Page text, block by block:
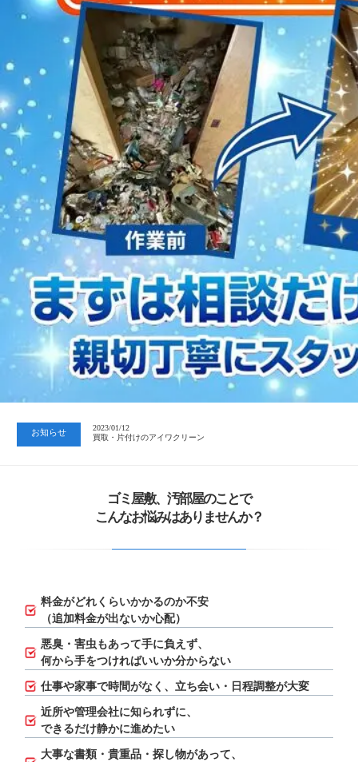
お知らせ
2023/01/12
買取・片付けのアイワクリーン
2023/07/24
中日新聞 岐阜版「空き家対策SOS」コーナーに掲載いただきまし…
2023/01/12
買取・片付けのアイワクリーン
ゴミ屋敷、汚部屋のことで
こんなお悩みはありませんか？
料金がどれくらいかかるのか不安
（追加料金が出ないか心配）
悪臭・害虫もあって手に負えず、
何から手をつければいいか分からない
仕事や家事で時間がなく、立ち会い・日程調整が大変
近所や管理会社に知られずに、
できるだけ静かに進めたい
大事な書類・貴重品・探し物があって、